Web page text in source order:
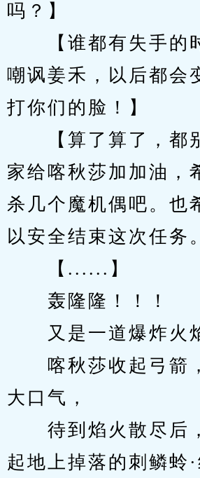
吗？】
【谁都有失手的
嘲讽姜禾，以后都会
打你们的脸！】
【算了算了，都
家给喀秋莎加加油，
杀几个魔机偶吧。也
以安全结束这次任务
【......】
轰隆隆！！！
又是一道爆炸火焰
喀秋莎收起弓箭
大口气，
待到焰火散尽后
起地上掉落的刺鳞蛉